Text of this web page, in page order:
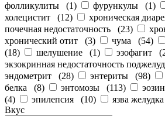
фолликулиты (1) фурункулы (1)
холецистит (12) хроническая
почечная недостаточность (23)
хронический отит (3) чума (54)
(18) шелушение (1) эзофагит (
экзокринная недостаточность
эндометрит (28) энтериты (98)
белка (8) энтомозы (113)
(4) эпилепсия (10) язва желудка
Вкус